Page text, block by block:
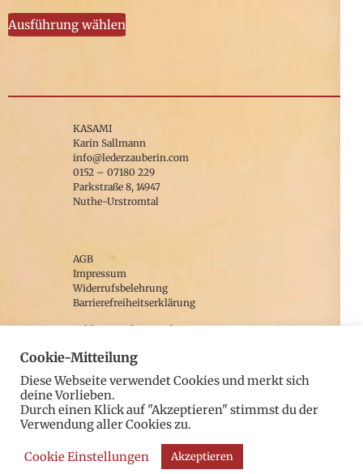
können
auf
Ausführung wählen
Dieses
Produkt
Die
Optionen
können
Produktseite
gewählt
KASAMI
Karin Sallmann
info@lederzauberin.com
0152 – 07180 229
Parkstraße 8, 14947
Nuthe-Urstromtal
AGB
Impressum
Widerrufsbelehrung
Barrierefreiheitserklärung
Zahlung und Versand
facebook
YouTube
Instagram
Cookie-Mitteilung
Diese Webseite verwendet Cookies und merkt sich
deine Vorlieben.
Durch einen Klick auf "Akzeptieren" stimmst du der
Verwendung aller Cookies zu.
Cookie Einstellungen Akzeptieren